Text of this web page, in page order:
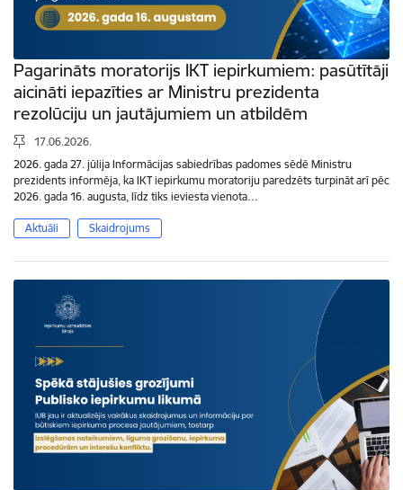
Pagarināts moratorijs IKT iepirkumiem: pasūtītāji
aicināti iepazīties ar Ministru prezidenta
rezolūciju un jautājumiem un atbildēm
17.06.2026.
2026. gada 27. jūlija Informācijas sabiedrības padomes sēdē Ministru
prezidents informēja, ka IKT iepirkumu moratoriju paredzēts turpināt arī pēc
2026. gada 16. augusta, līdz tiks ieviesta vienota…
Aktuāli Skaidrojums